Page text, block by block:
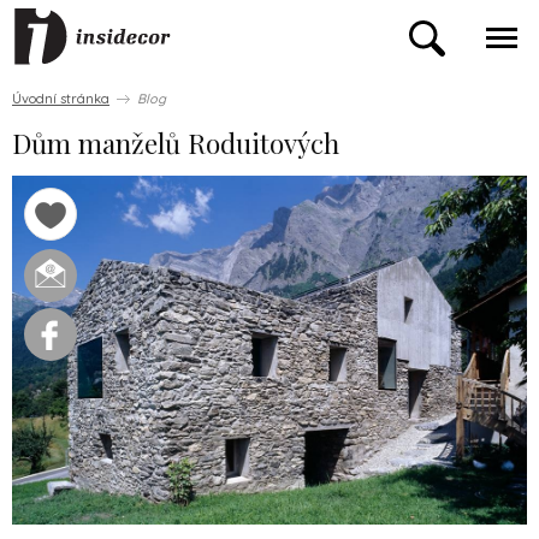
Úvodní stránka Blog
Dům manželů Roduitových